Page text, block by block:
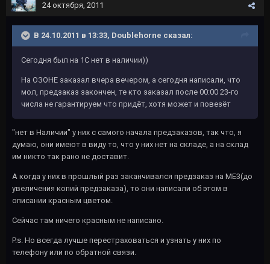
24 октября, 2011
В 24.10.2011 в 13:33, Doublehorne сказал:
Сегодня был на 1С нет в наличии))
На ОЗОНЕ заказал вчера вечером, а сегодня написали, что
мол, предзаказ закончен, те кто заказал после 00:00 23-го
числа не гарантируем что придёт, хотя может и повезёт
"нет в Наличии" у них с самого начала предзаказов, так что, я
думаю, они имеют в виду то, что у них нет на складе, а на склад
им никто так рано не доставит.
А когда у них в прошлый раз заканчивался предзаказ на ME3(до
увеличения копий предзаказа), то они написали об этом в
описании красным цветом.
Сейчас там ничего красным не написано.
P.s. Но всегда лучше перестраховаться и узнать у них по
телефону или по обратной связи.